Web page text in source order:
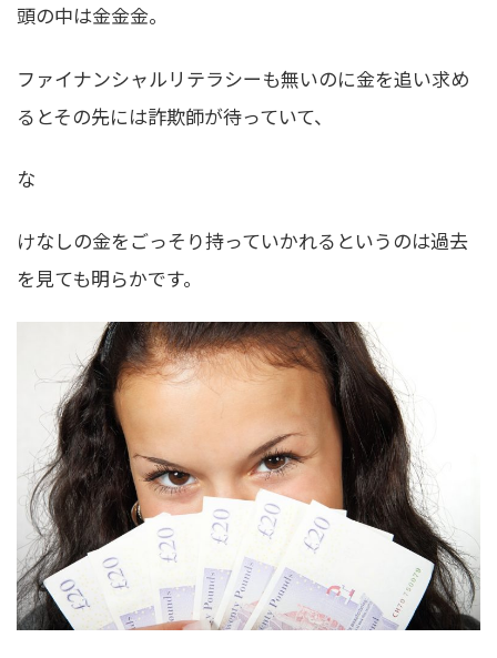
頭の中は金金金。
ファイナンシャルリテラシーも無いのに金を追い求め
るとその先には詐欺師が待っていて、
な
けなしの金をごっそり持っていかれるというのは過去
を見ても明らかです。